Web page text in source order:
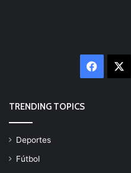
TRENDING TOPICS
Deportes
Fútbol